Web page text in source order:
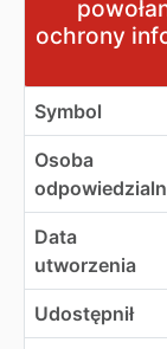
ochrony
Symbol
Osoba
Data
utworzenia
Udostępnił